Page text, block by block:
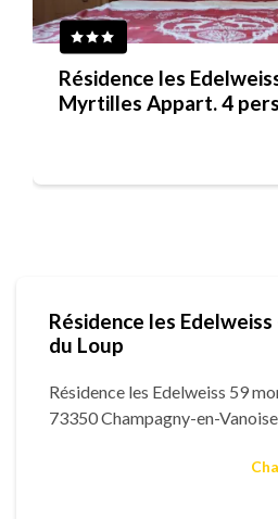
Résidence les
Myrtilles Appart. 4
Résidence les
du Loup
Résidence les Edelweiss 59
73350 Champagny-en-Vanoise